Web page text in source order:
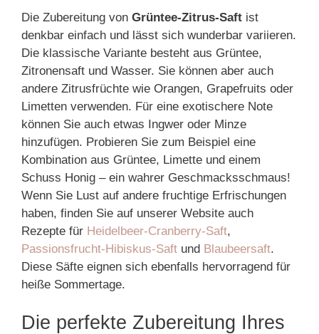
Die Zubereitung von Grüntee-Zitrus-Saft ist
denkbar einfach und lässt sich wunderbar variieren.
Die klassische Variante besteht aus Grüntee,
Zitronensaft und Wasser. Sie können aber auch
andere Zitrusfrüchte wie Orangen, Grapefruits oder
Limetten verwenden. Für eine exotischere Note
können Sie auch etwas Ingwer oder Minze
hinzufügen. Probieren Sie zum Beispiel eine
Kombination aus Grüntee, Limette und einem
Schuss Honig – ein wahrer Geschmacksschmaus!
Wenn Sie Lust auf andere fruchtige Erfrischungen
haben, finden Sie auf unserer Website auch
Rezepte für Heidelbeer-Cranberry-Saft,
Passionsfrucht-Hibiskus-Saft und Blaubeersaft.
Diese Säfte eignen sich ebenfalls hervorragend für
heiße Sommertage.
Die perfekte Zubereitung Ihres